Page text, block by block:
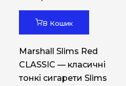
В Кошик
Marshall Slims Red
CLASSIC — класичні
тонкі сигарети Slims